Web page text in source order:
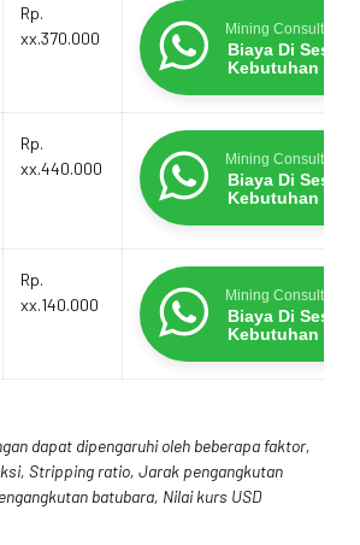
Rp.
xx.370.000
Mining Consultants
Biaya Di
Kebutuhan
Rp.
xx.440.000
Mining Consultants
Biaya Di
Kebutuhan
Rp.
xx.140.000
Mining Consultants
Biaya Di
Kebutuhan
dapat dipengaruhi oleh beberapa faktor,
Stripping ratio, Jarak pengangkutan
batubara, Nilai kurs USD